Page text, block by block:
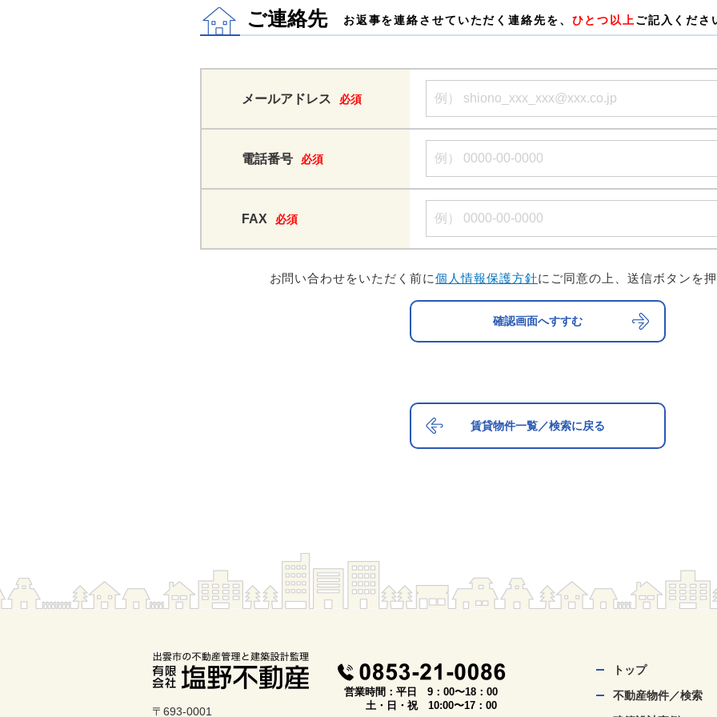
ご連絡先 お返事を連絡させていただく連絡先を、 ひとつ以上 ご記入くださ
メールアドレス 必須
電話番号 必須
FAX 必須
お問い合わせをいただく前に個人情報保護方針にご同意の上、送信ボタンを押
賃貸物件一覧／検索に戻る
〒693-0001
営業時間：平日 9：00〜18：00
土・日・祝 10:00〜17：00
トップ
不動産物件／検索